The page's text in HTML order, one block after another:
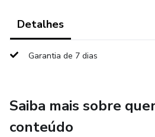
Detalhes
Garantia de 7 dias
Saiba mais sobre
conteúdo